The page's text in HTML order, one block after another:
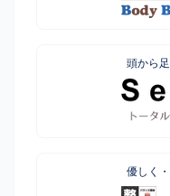
頭から
優しく